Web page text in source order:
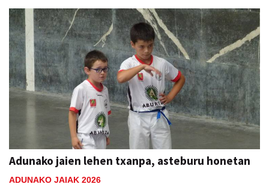
Adunako jaien lehen txanpa, asteburu honetan
ADUNAKO JAIAK 2026